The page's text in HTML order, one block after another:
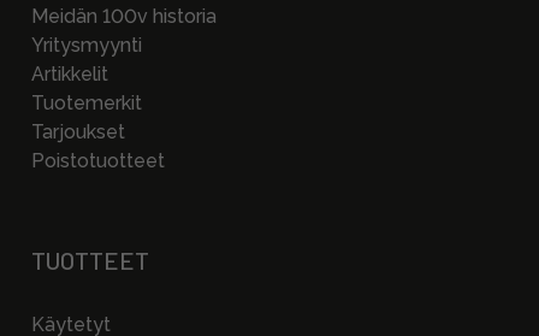
Meidän 100v historia
Yritysmyynti
Artikkelit
Tuotemerkit
Tarjoukset
Poistotuotteet
TUOTTEET
Käytetyt